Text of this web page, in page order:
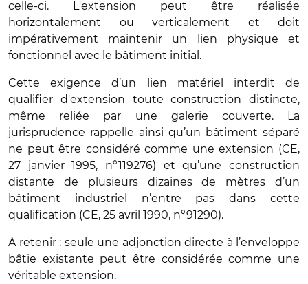
celle-ci. L'extension peut être réalisée
horizontalement ou verticalement et doit
impérativement maintenir un lien physique et
fonctionnel avec le bâtiment initial.
Cette exigence d’un lien matériel interdit de
qualifier d'extension toute construction distincte,
même reliée par une galerie couverte. La
jurisprudence rappelle ainsi qu’un bâtiment séparé
ne peut être considéré comme une extension (CE,
27 janvier 1995, n°119276) et qu’une construction
distante de plusieurs dizaines de mètres d’un
bâtiment industriel n’entre pas dans cette
qualification (CE, 25 avril 1990, n°91290).
À retenir : seule une adjonction directe à l’enveloppe
bâtie existante peut être considérée comme une
véritable extension.